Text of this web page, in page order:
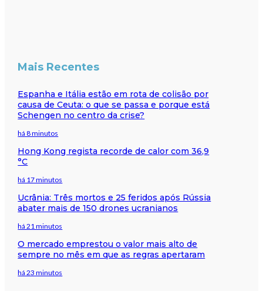
Mais Recentes
Espanha e Itália estão em rota de colisão por
causa de Ceuta: o que se passa e porque está
Schengen no centro da crise?
há 8 minutos
Hong Kong regista recorde de calor com 36,9
°C
há 17 minutos
Ucrânia: Três mortos e 25 feridos após Rússia
abater mais de 150 drones ucranianos
há 21 minutos
O mercado emprestou o valor mais alto de
sempre no mês em que as regras apertaram
há 23 minutos